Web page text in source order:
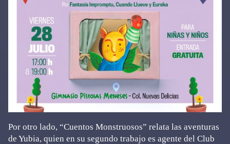
Por otro lado, “Cuentos Monstruosos” relata las aventuras
de Yubia, quien en su segundo trabajo es agente del Club